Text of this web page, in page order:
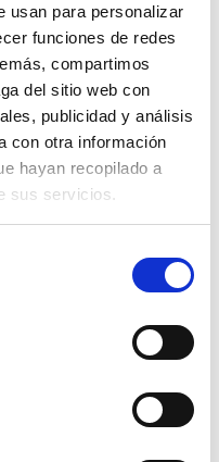
usan para personalizar
funciones de redes
compartimos
del sitio web con
publicidad y análisis
con otra información
hayan recopilado a
sus servicios.
busca disminuir
se producen en
bajo. Al
los conductores
en la carretera
conradares,de
exista una
no será
autoexplicativa.
por las
en nuestro país y